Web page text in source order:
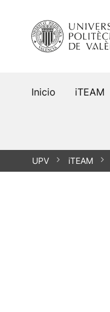
contenido
Inicio iTEAM
UPV iTEAM